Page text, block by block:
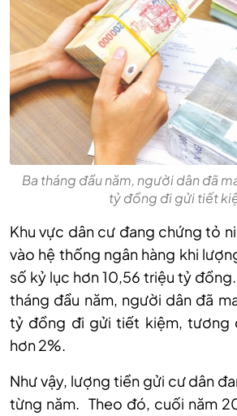
Ba tháng đầu năm, người dân đã
tỷ đồng đi gửi tiết
Khu vực dân cư đang chứng tỏ
vào hệ thống ngân hàng khi
số kỷ lục hơn 10,56 triệu tỷ
tháng đầu năm, người dân đã
tỷ đồng đi gửi tiết kiệm, tương
hơn 2%.
Như vậy, lượng tiền gửi cư dân
từng năm. Theo đó, cuối năm